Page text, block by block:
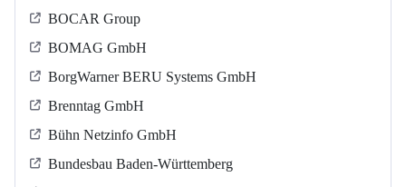
BOCAR Group
BOMAG GmbH
BorgWarner BERU Systems GmbH
Brenntag GmbH
Bühn Netzinfo GmbH
Bundesbau Baden-Württemberg